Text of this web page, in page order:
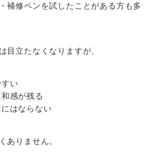
補修ペンを試したことがある方も多
目立たなくなりますが、
い
感が残る
はならない
ありません。